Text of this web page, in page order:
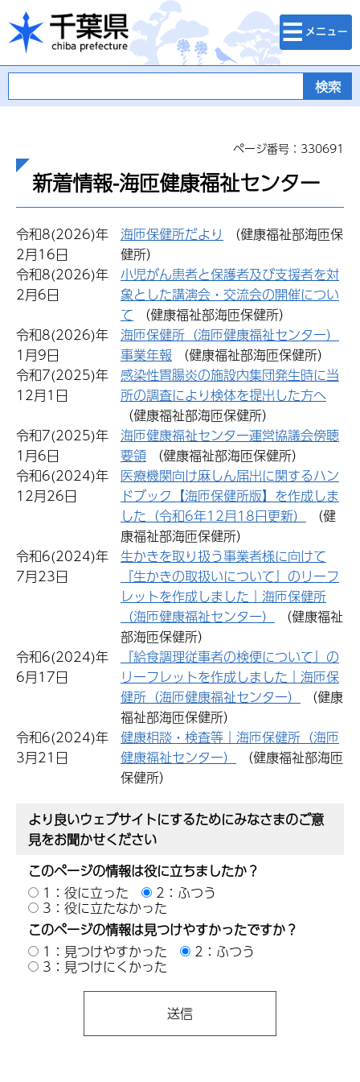
千葉県
検索・メニュ
ー
ページ番号：330691
新着情報-海匝健康福祉センター
令和8(2026)年
2月16日
海匝保健所だより
健所）
令和8(2026)年
2月6日
小児がん患者と保護者及び支援者を対
象とした講演会・交流会の開催につい
て
（健康福祉部海匝保健所）
令和8(2026)年
1月9日
海匝保健所（海匝健康福祉センター）
事業年報
（健康福祉部海匝保健所）
令和7(2025)年
12月1日
感染性胃腸炎の施設内集団発生時に当
所の調査により検体を提出した方へ
（健康福祉部海匝保健所）
令和7(2025)年
1月6日
海匝健康福祉センター運営協議会傍聴
要領
（健康福祉部海匝保健所）
令和6(2024)年
12月26日
医療機関向け麻しん届出に関するハン
ドブック【海匝保健所版】を作成しま
した（令和6年12月18日更新）
康福祉部海匝保健所）
令和6(2024)年
7月23日
生かきを取り扱う事業者様に向けて
『生かきの取扱いについて』のリーフ
レットを作成しました｜海匝保健所
（海匝健康福祉センター）
部海匝保健所）
令和6(2024)年
6月17日
『給食調理従事者の検便について』の
リーフレットを作成しました｜海匝保
健所（海匝健康福祉センター）
福祉部海匝保健所）
令和6(2024)年
3月21日
健康相談・検査等｜海匝保健所（海匝
健康福祉センター）
保健所）
より良いウェブサイトにするためにみなさまのご意
見をお聞かせください
このページの情報は役に立ちましたか？
1：役に立った
2：ふつう
3：役に立たなかった
このページの情報は見つけやすかったですか？
1：見つけやすかった
2：ふつう
3：見つけにくかった